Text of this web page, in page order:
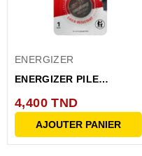
ENERGIZER
ENERGIZER PILE
4,400 TND
AJOUTER PANIER